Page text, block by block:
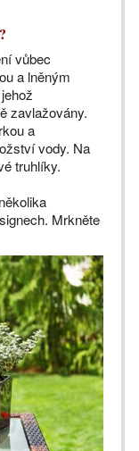
vůbec
a lněným
zavlažovány.
a
vody. Na
truhlíky.
Mrkněte